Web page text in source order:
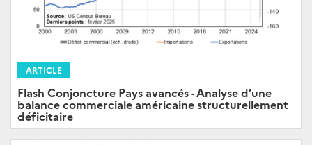
ARTICLE
Flash Conjoncture Pays avancés - Analyse d’une
balance commerciale américaine structurellement
déficitaire